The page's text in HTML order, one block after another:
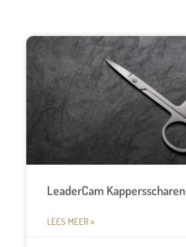
LeaderCam Kappersscharen
LEES MEER »